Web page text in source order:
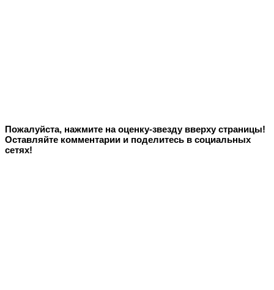
Пожалуйста, нажмите на оценку-звезду вверху страницы!
Оставляйте комментарии и поделитесь в социальных
сетях!